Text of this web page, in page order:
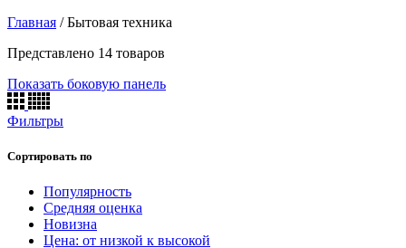
Главная /Бытовая техника
Представлено 14 товаров
Показать боковую панель
Фильтры
Сортировать по
Популярность
Средняя оценка
Новизна
Цена: от низкой к высокой